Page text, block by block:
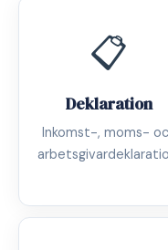
📋
Deklaration
Inkomst-, moms-